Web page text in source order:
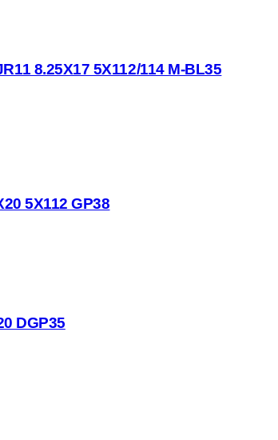
8.25X17 5X112/114 M-BL35
5X112 GP38
DGP35